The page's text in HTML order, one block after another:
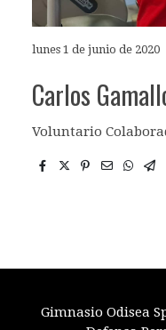
lunes 1 de junio de 2020
Carlos
Voluntario
Gimnasio Odisea